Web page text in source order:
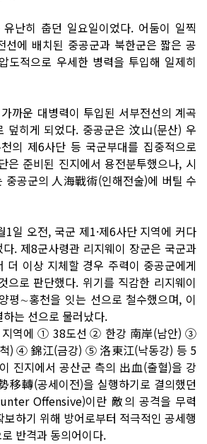
난히 춥던 일요일이었다. 어둠이 일찍
선에 배치된 중공군과 북한군은 짧은 공
도적으로 우세한 병력을 투입해 일제히
까운 대병력이 투입된 서부전선의 계곡
덮히게 되었다. 중공군은 汶山(문산) 우
의 제6사단 등 국군부대를 집중적으로
은 준비된 진지에서 용전분투했으나, 시
중공군의 人海戰術(인해전술)에 버틸 수
일 오전, 국군 제1·제6사단 지역에 커다
. 제8군사령관 리지웨이 장군은 국군과
더 이상 지체할 경우 주력이 중공군에게
으로 판단했다. 위기를 직감한 리지웨이
평∼홍천을 잇는 선으로 철수했으며, 이
는 선으로 물러났다.
지역에 ① 38도선 ② 한강 南岸(남안) ③
) ④ 錦江(금강) ⑤ 洛東江(낙동강) 등 5
진지에서 공산군 측의 出血(출혈)을 강
移轉(공세이전)을 실행하기로 결의했던
Offensive)이란 敵의 공격을 무력
하기 위해 방어로부터 적극적인 공세행
반격과 동의어이다.